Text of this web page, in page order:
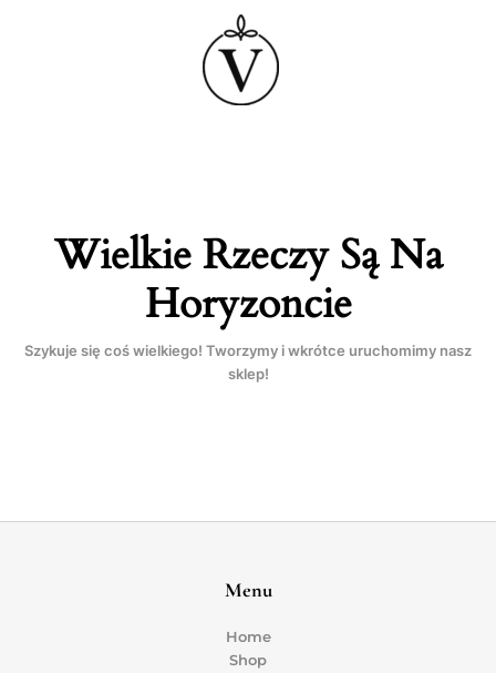
Wielkie Rzeczy Są Na
Horyzoncie
Szykuje się coś wielkiego! Tworzymy i wkrótce uruchomimy nasz
sklep!
Menu
Home
Shop